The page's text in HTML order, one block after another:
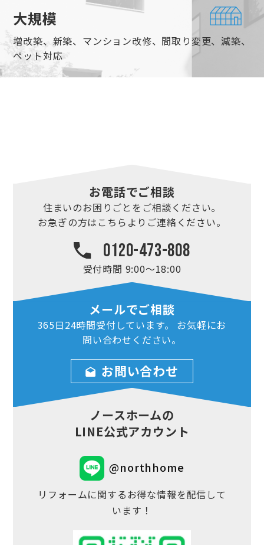
大規模
増改築、新築、マンション改修、間取り変更、減築、
ペット対応
お電話でご相談
住まいのお困りごとを ご相談ください。
お急ぎの方はこちらより ご連絡ください。
0120-473-808
受付時間 9:00～18:00
メールでご相談
365日24時間受付しています。
お気軽にお
問い合わせ ください。
お問い合わせ
ノースホームの
LINE公式アカウント
@northhome
リフォームに関するお得な情報を配信して
います！